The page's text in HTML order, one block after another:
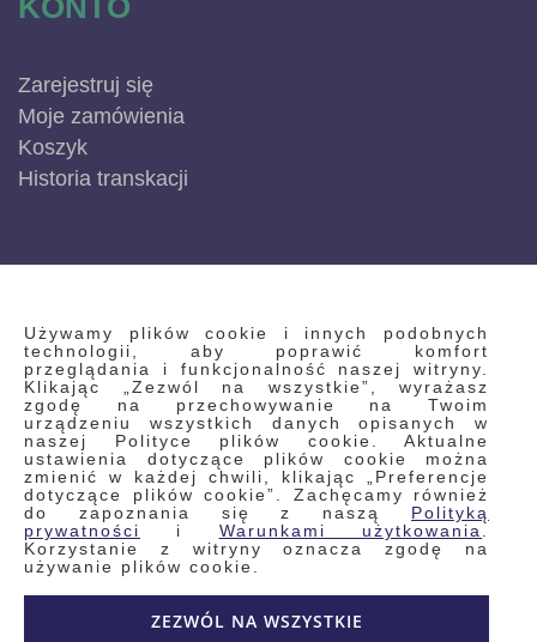
Używamy plików cookie i innych podobnych
technologii, aby poprawić komfort
przeglądania i funkcjonalność naszej witryny.
Klikając „Zezwól na wszystkie”, wyrażasz
zgodę na przechowywanie na Twoim
urządzeniu wszystkich danych opisanych w
naszej Polityce plików cookie. Aktualne
ustawienia dotyczące plików cookie można
zmienić w każdej chwili, klikając „Preferencje
dotyczące plików cookie”. Zachęcamy również
do zapoznania się z naszą Polityką
prywatności
i Warunkami użytkowania
Korzystanie z witryny oznacza zgodę na
używanie plików cookie.
ZEZWÓL NA WSZYSTKIE
Zarejestruj się
Moje zamówienia
Koszyk
Historia transkacji
INFORMACJE
Regulamin
Polityka prywatności i pliki cookie
Wyszukiwane frazy
Wyszukiwanie zaawansowane
Zamówienia
Skontaktuj się z nami
Odstąp od umowy